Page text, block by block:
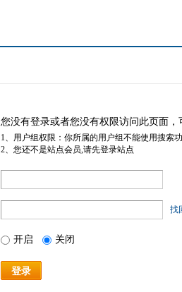
您没有登录或者您没有权限访问此页面
1、用户组权限：你所属的用户组不能使用搜索
2、您还不是站点会员,请先登录站点
找
开启 关闭
登录